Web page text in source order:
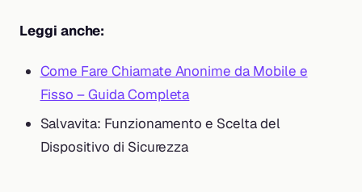
Leggi anche:
Come Fare Chiamate Anonime da Mobile e
Fisso – Guida Completa
Salvavita: Funzionamento e Scelta del
Dispositivo di Sicurezza